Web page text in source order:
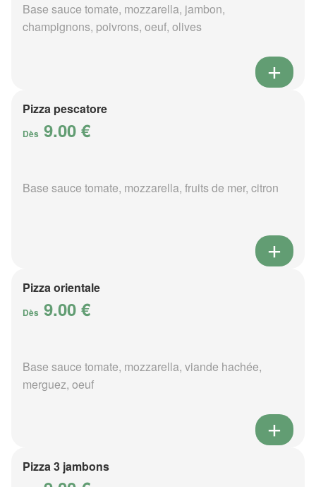
Base sauce tomate, mozzarella, jambon,
champignons, poivrons, oeuf, olives
Pizza pescatore
Dès 9.00 €
Base sauce tomate, mozzarella, fruits de mer, citron
Pizza orientale
Dès 9.00 €
Base sauce tomate, mozzarella, viande hachée,
merguez, oeuf
Pizza 3 jambons